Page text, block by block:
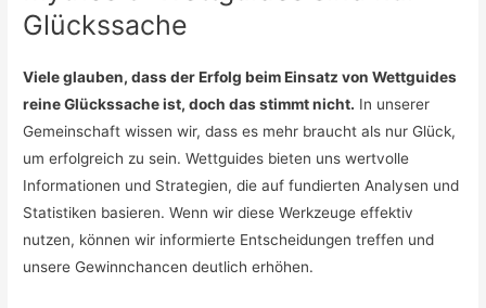
Glückssache
Viele glauben, dass der Erfolg beim Einsatz von Wettguides
reine Glückssache ist, doch das stimmt nicht. In unserer
Gemeinschaft wissen wir, dass es mehr braucht als nur Glück,
um erfolgreich zu sein. Wettguides bieten uns wertvolle
Informationen und Strategien, die auf fundierten Analysen und
Statistiken basieren. Wenn wir diese Werkzeuge effektiv
nutzen, können wir informierte Entscheidungen treffen und
unsere Gewinnchancen deutlich erhöhen.